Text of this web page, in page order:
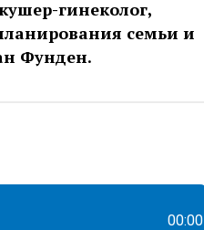
гинеколог,
семьи и
Фунден.
00:00